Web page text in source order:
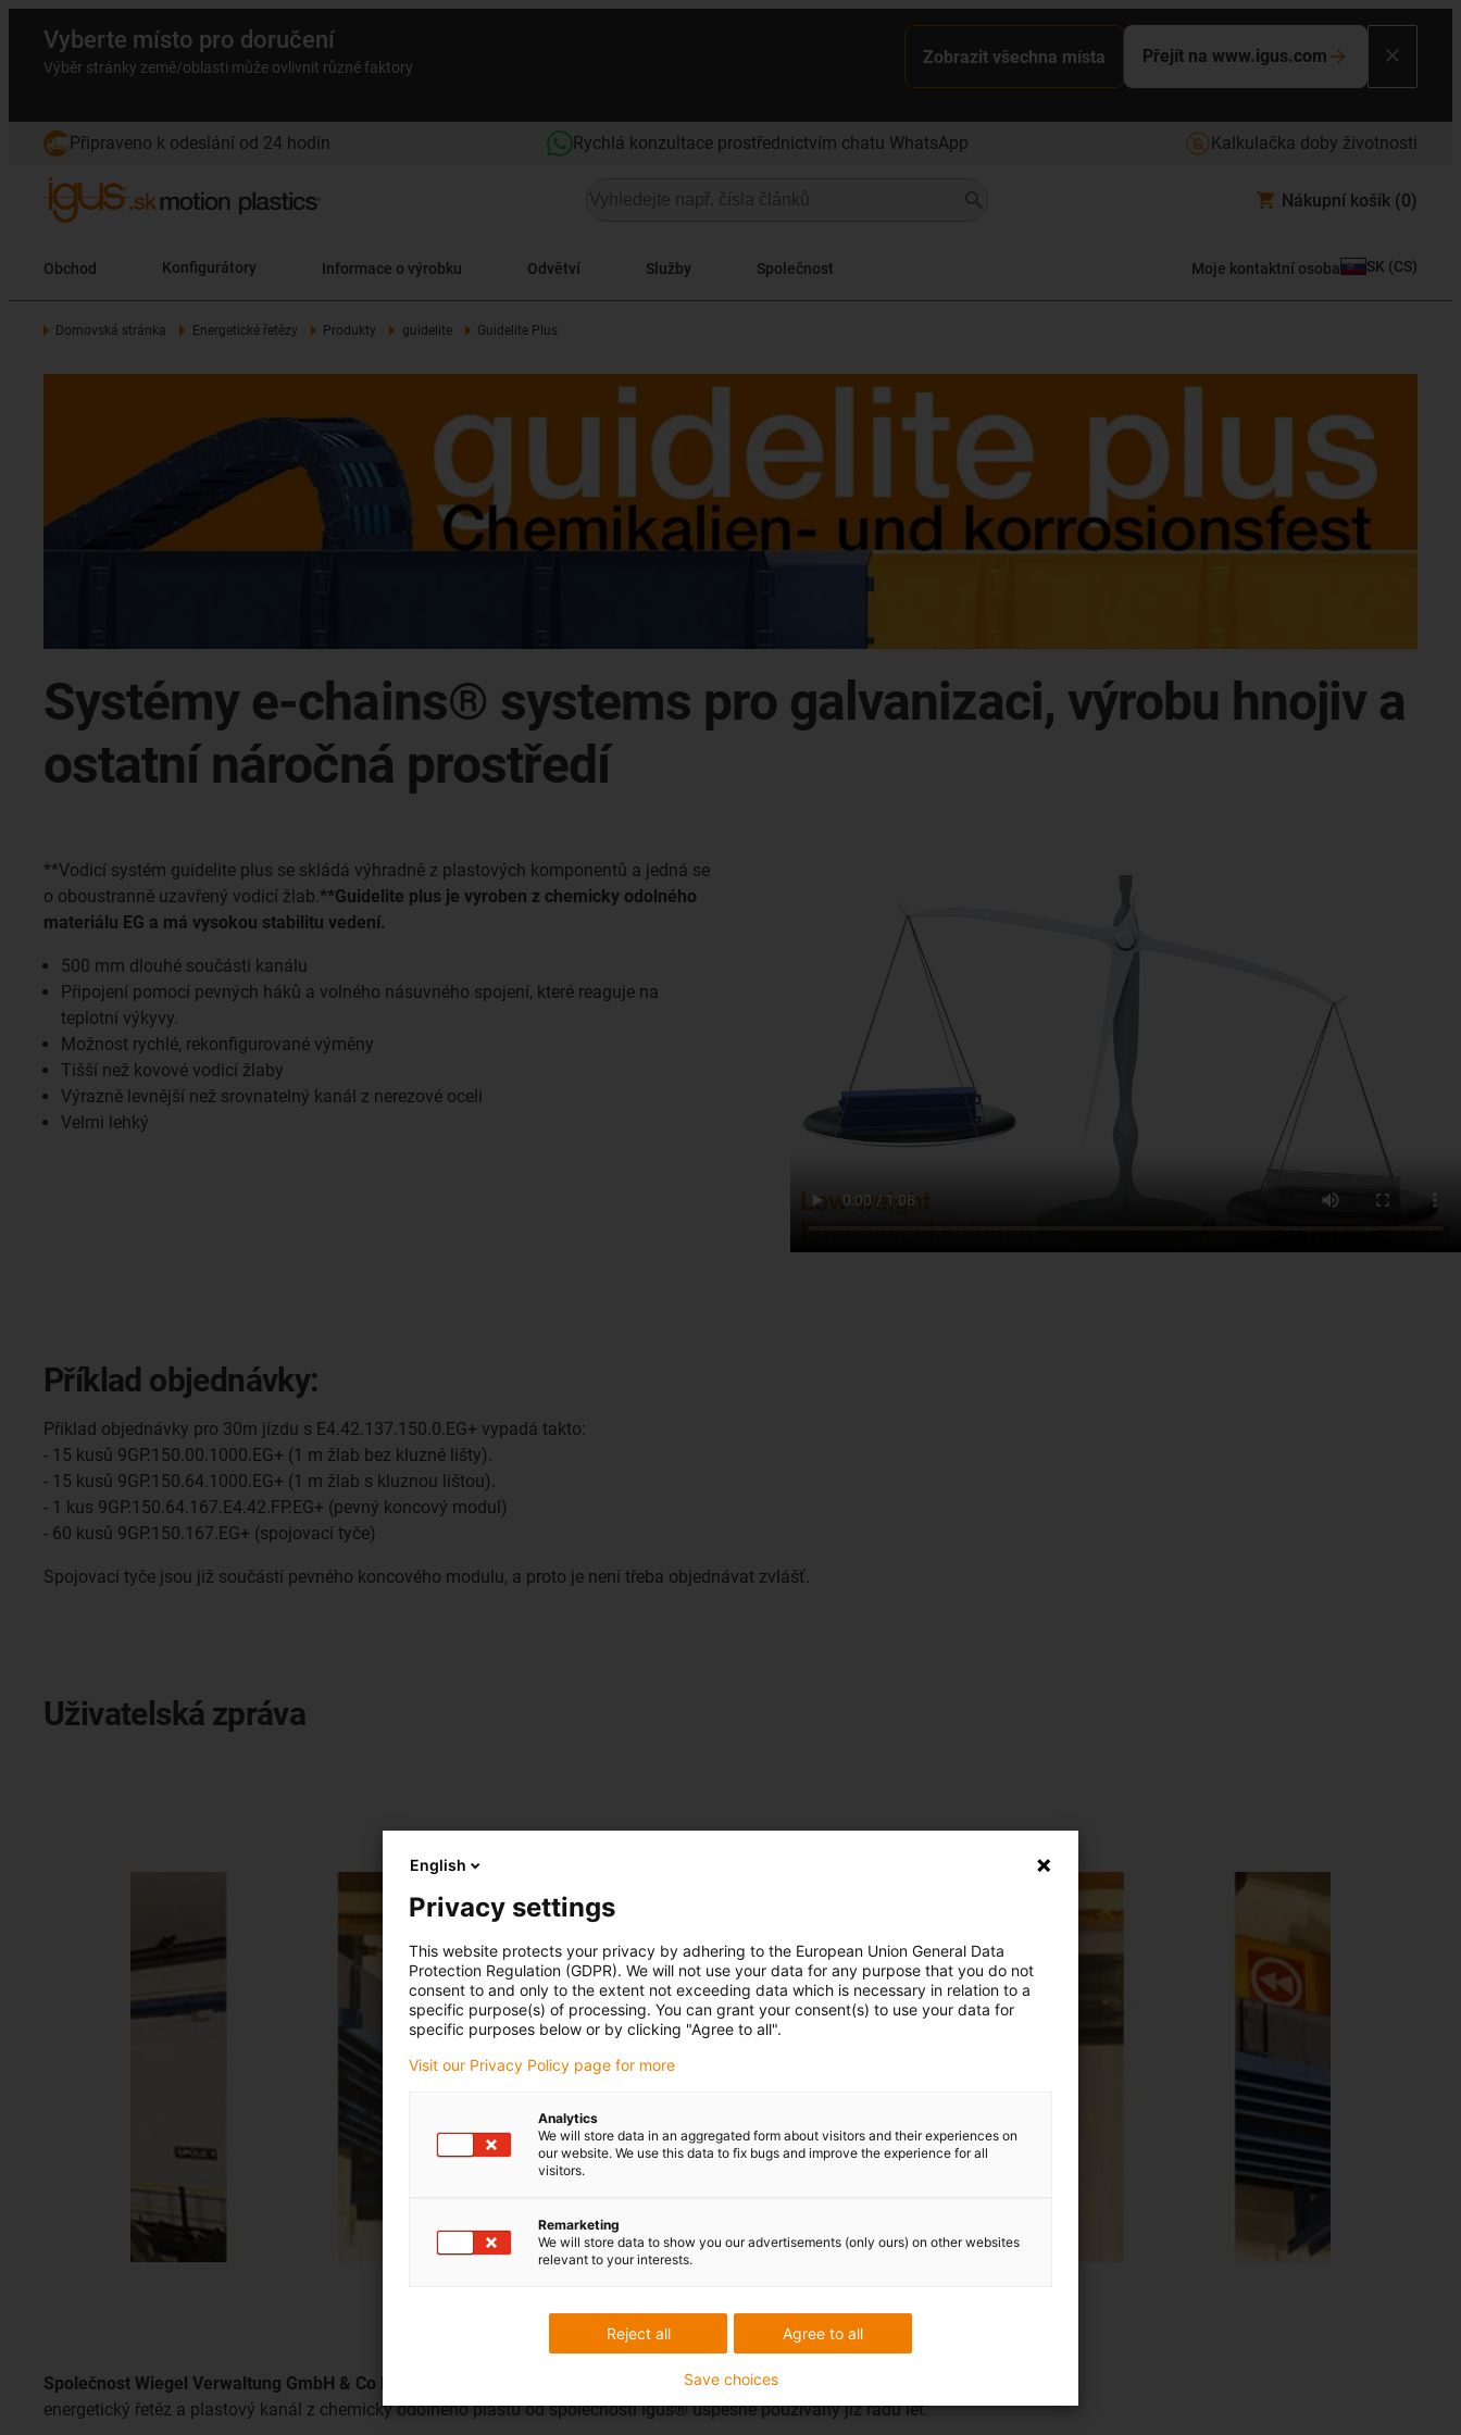
Vyberte místo pro doručení
Výběr stránky země/oblasti může ovlivnit různé faktory
Zobrazit všechna místa Přejít na www.igus.com
Připraveno k odeslání od 24 hodin Rychlá konzultace prostřednictvím chatu WhatsApp Kalkulačka doby životnosti
Nákupní košík (0)
Obchod Konfigurátory Informace o výrobku Odvětví Služby Společnost Moje kontaktní osoba SK (CS)
Domovská stránka Energetické řetězy Produkty guidelite Guidelite Plus
Systémy e-chains® systems pro galvanizaci, výrobu hnojiv a
ostatní náročná prostředí
**Vodicí systém guidelite plus se skládá výhradně z plastových komponentů a jedná se
o oboustranně uzavřený vodicí žlab. **Guidelite plus je vyroben z chemicky odolného
materiálu EG a má vysokou stabilitu vedení.
500 mm dlouhé součásti kanálu
Připojení pomocí pevných háků a volného násuvného spojení, které reaguje na
teplotní výkyvy.
Možnost rychlé, rekonfigurované výměny
Tišší než kovové vodicí žlaby
Výrazně levnější než srovnatelný kanál z nerezové oceli
Velmi lehký
Příklad objednávky:
Příklad objednávky pro 30m jízdu s E4.42.137.150.0.EG+ vypadá takto:
- 15 kusů 9GP.150.00.1000.EG+ (1 m žlab bez kluzné lišty).
- 15 kusů 9GP.150.64.1000.EG+ (1 m žlab s kluznou lištou).
- 1 kus 9GP.150.64.167.E4.42.FP.EG+ (pevný koncový modul)
- 60 kusů 9GP.150.167.EG+ (spojovací tyče)
Spojovací tyče jsou již součástí pevného koncového modulu, a proto je není třeba objednávat zvlášť.
Uživatelská zpráva
Společnost Wiegel Verwaltung GmbH & Co KG
energetický řetěz a plastový kanál z chemicky odolného plastu od společnosti igus® úspěšně používaný již řadu let.
English
Privacy settings
This website protects your privacy by adhering to the European Union General Data
Protection Regulation (GDPR). We will not use your data for any purpose that you do not
consent to and only to the extent not exceeding data which is necessary in relation to a
specific purpose(s) of processing. You can grant your consent(s) to use your data for
specific purposes below or by clicking "Agree to all".
Visit our Privacy Policy page for more
Analytics
We will store data in an aggregated form about visitors and their experiences on
our website. We use this data to fix bugs and improve the experience for all
visitors.
Remarketing
We will store data to show you our advertisements (only ours) on other websites
relevant to your interests.
Agree to all
Reject all
Save choices